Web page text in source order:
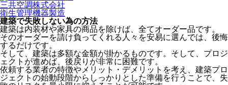
三共空調株式会社
衛生管理機器製造
建築で失敗しない為の方法
建築は内装材や家具の商品を除けば、全てオーダー品です。
そのオーダーを請け負ってくれる人々を安易に選んでは、後悔
するだけです。
そして、建築は多額な金額が掛かるものです。そして、プロジ
ェクトが進めば、後戻りが非常に困難です。
依頼する業者の特徴やメリット・デメリットを考え、建築プロ
ジェクトの始動段階からしっかりとした準備を行うことで、失